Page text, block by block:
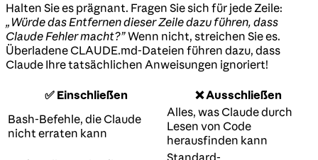
Halten Sie es prägnant. Fragen Sie sich für jede Zeile:
„Würde das Entfernen dieser Zeile dazu führen, dass
Claude Fehler macht?”Wenn nicht, streichen Sie es.
Überladene CLAUDE.md-Dateien führen dazu, dass
Claude Ihre tatsächlichen Anweisungen ignoriert!
✅ Einschließen
❌ Ausschließen
Bash-Befehle, die Claude
nicht erraten kann
Alles, was Claude durch
Lesen von Code
herausfinden kann